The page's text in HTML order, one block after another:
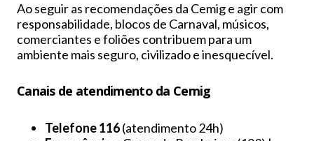
Ao seguir as recomendações da Cemig e agir com
responsabilidade, blocos de Carnaval, músicos,
comerciantes e foliões contribuem para um
ambiente mais seguro, civilizado e inesquecível.
Canais de atendimento da Cemig
Telefone 116(atendimento 24h)